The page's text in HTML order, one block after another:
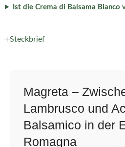
Ist die Crema di Balsama Bianco
Steckbrief
Magreta –
Lambrusco und
Balsamico in der
Romagna